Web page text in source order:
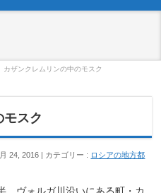
カザンクレムリンの中のモスク
モスク
24, 2016 カテゴリー : ロシアの地方都